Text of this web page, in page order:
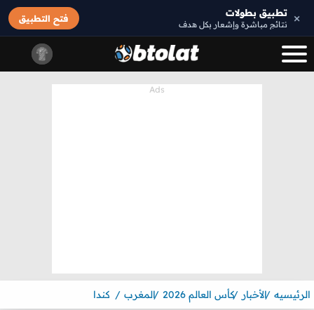
× تطبيق بطولات
نتائج مباشرة وإشعار بكل هدف
فتح التطبيق
الرئيسيه الأخبار كأس العالم 2026 المغرب كندا